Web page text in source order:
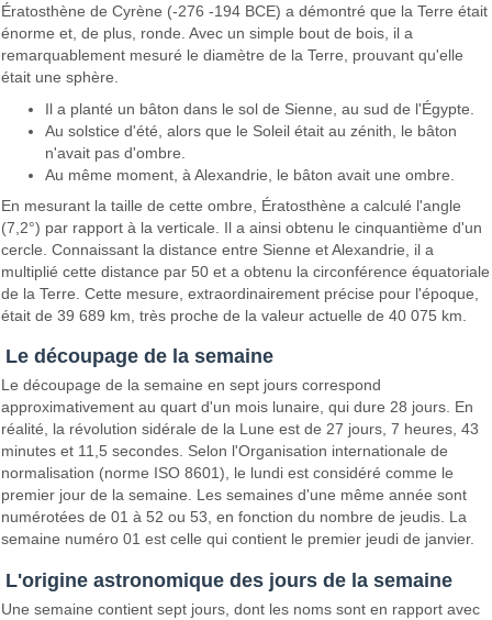
Ératosthène de Cyrène (-276 -194 BCE) a démontré que la Terre était
énorme et, de plus, ronde. Avec un simple bout de bois, il a
remarquablement mesuré le diamètre de la Terre, prouvant qu'elle
était une sphère.
Il a planté un bâton dans le sol de Sienne, au sud de l'Égypte.
Au solstice d'été, alors que le Soleil était au zénith, le bâton
n'avait pas d'ombre.
Au même moment, à Alexandrie, le bâton avait une ombre.
En mesurant la taille de cette ombre, Ératosthène a calculé l'angle
(7,2°) par rapport à la verticale. Il a ainsi obtenu le cinquantième d'un
cercle. Connaissant la distance entre Sienne et Alexandrie, il a
multiplié cette distance par 50 et a obtenu la circonférence équatoriale
de la Terre. Cette mesure, extraordinairement précise pour l'époque,
était de 39 689 km, très proche de la valeur actuelle de 40 075 km.
Le découpage de la semaine
Le découpage de la semaine en sept jours correspond
approximativement au quart d'un mois lunaire, qui dure 28 jours. En
réalité, la révolution sidérale de la Lune est de 27 jours, 7 heures, 43
minutes et 11,5 secondes. Selon l'Organisation internationale de
normalisation (norme ISO 8601), le lundi est considéré comme le
premier jour de la semaine. Les semaines d'une même année sont
numérotées de 01 à 52 ou 53, en fonction du nombre de jeudis. La
semaine numéro 01 est celle qui contient le premier jeudi de janvier.
L'origine astronomique des jours de la semaine
Une semaine contient sept jours, dont les noms sont en rapport avec